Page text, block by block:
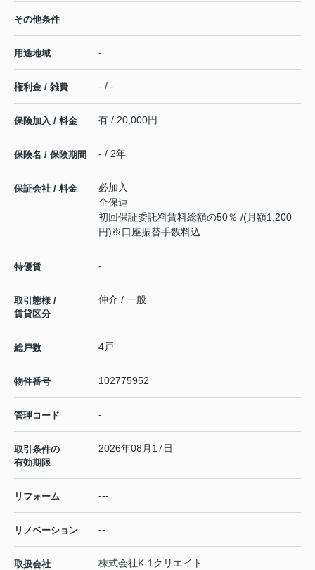
その他条件
用途地域 -
権利金 / 雑費 - / -
保険加入 / 料金 有 / 20,000円
保険名 / 保険期間 - / 2年
保証会社 / 料金
必加入
全保連
初回保証委託料賃料総額の50％ /(月額1,200
円)※口座振替手数料込
特優賃 -
取引態様 /
賃貸区分
仲介 / 一般
総戸数 4戸
物件番号 102775952
管理コード -
取引条件の
有効期限
2026年08月17日
リフォーム ---
リノベーション --
取扱会社
株式会社K-1クリエイト